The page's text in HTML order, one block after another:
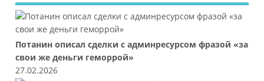
Потанин описал сделки с админресурсом фразой «за
свои же деньги геморрой»
27.02.2026